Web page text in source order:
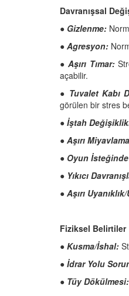
Davranışsal
● Gizlenme:
● Agresyon:
●Aşırı Tımar:
açabilir.
● Tuvalet Kabı
görülen bir stres
● İştah
● Aşırı
● Oyun
● Yıkıcı
● Aşırı
Fiziksel Belirtiler
● Kusma/İshal:
● İdrar Yolu
● Tüy Dökülmesi: